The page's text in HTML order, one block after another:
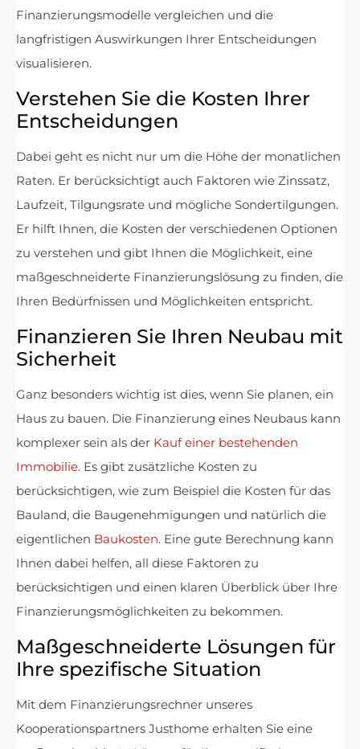
Finanzierungsmodelle vergleichen und die
langfristigen Auswirkungen Ihrer Entscheidungen
visualisieren.
Verstehen Sie die Kosten Ihrer
Entscheidungen
Dabei geht es nicht nur um die Höhe der monatlichen
Raten. Er berücksichtigt auch Faktoren wie Zinssatz,
Laufzeit, Tilgungsrate und mögliche Sondertilgungen.
Er hilft Ihnen, die Kosten der verschiedenen Optionen
zu verstehen und gibt Ihnen die Möglichkeit, eine
maßgeschneiderte Finanzierungslösung zu finden, die
Ihren Bedürfnissen und Möglichkeiten entspricht.
Finanzieren Sie Ihren Neubau mit
Sicherheit
Ganz besonders wichtig ist dies, wenn Sie planen, ein
Haus zu bauen. Die Finanzierung eines Neubaus kann
komplexer sein als der Kauf einer bestehenden
Immobilie. Es gibt zusätzliche Kosten zu
berücksichtigen, wie zum Beispiel die Kosten für das
Bauland, die Baugenehmigungen und natürlich die
eigentlichen Baukosten. Eine gute Berechnung kann
Ihnen dabei helfen, all diese Faktoren zu
berücksichtigen und einen klaren Überblick über Ihre
Finanzierungsmöglichkeiten zu bekommen.
Maßgeschneiderte Lösungen für
Ihre spezifische Situation
Mit dem Finanzierungsrechner unseres
Kooperationspartners Justhome erhalten Sie eine